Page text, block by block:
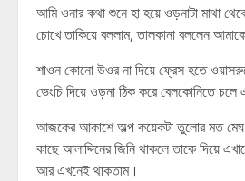
আমি ওনার কথা শুনে হা হয়ে ওড়নাটা মাথা
চোখে তাকিয়ে বললাম, তালকানা বললেন
শাওন কোনো উওর না দিয়ে ফ্রেস হতে
ভেংচি দিয়ে ওড়না ঠিক করে বেলকোনিতে চলে
আজকের আকাশে অল্প কয়েকটা তুলোর মত
কাছে আলাদ্দিনের জিনি থাকলে তাকে দিয়ে
আর এখনেই থাকতাম।